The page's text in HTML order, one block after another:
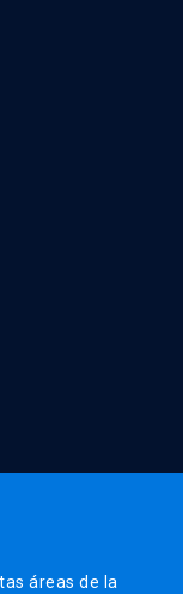
áreas de la